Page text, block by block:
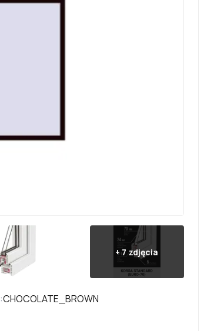
+7 zdjęcia
:CHOCOLATE_BROWN